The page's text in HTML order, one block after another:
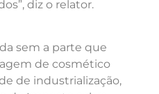
diz o relator.
sem a parte que
de cosmético
de industrialização,